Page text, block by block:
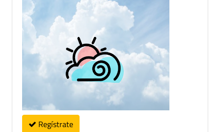
Regístrate